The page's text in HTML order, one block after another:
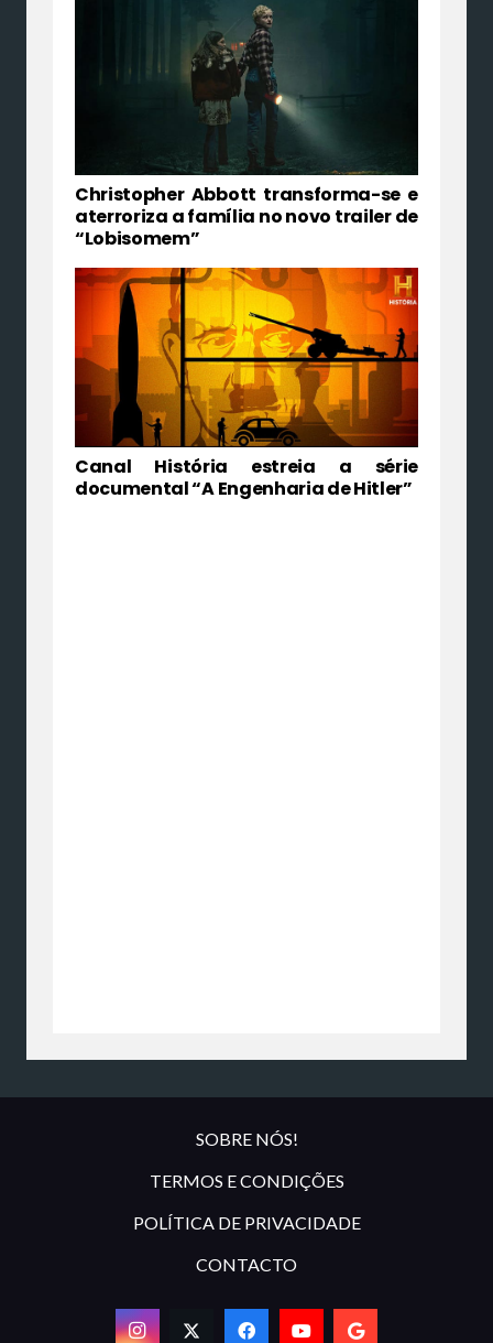
Christopher Abbott transforma-se e
aterroriza a família no novo trailer de
“Lobisomem”
Canal História estreia a série
documental “A Engenharia de Hitler”
SOBRE NÓS!
TERMOS E CONDIÇÕES
POLÍTICA DE PRIVACIDADE
CONTACTO